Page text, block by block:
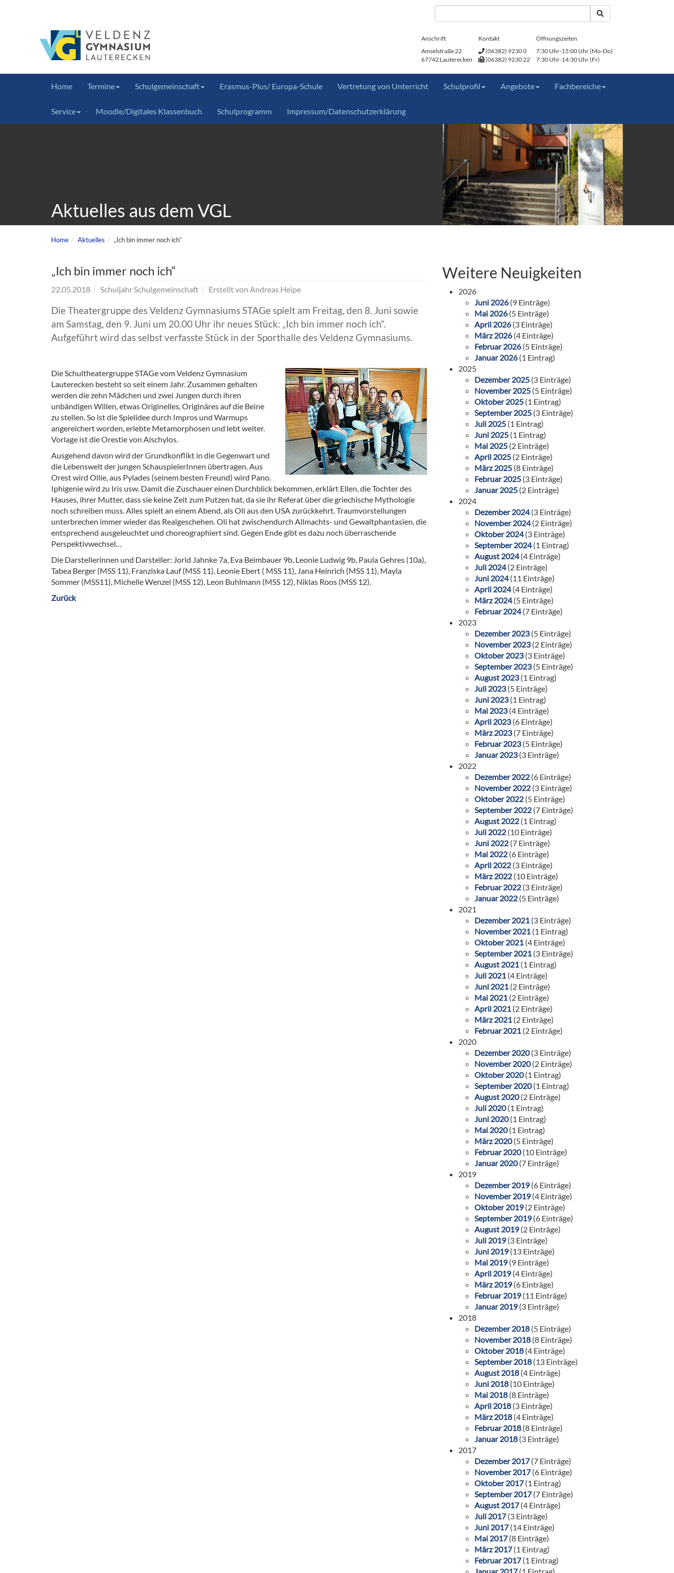
Anschrift
Amselstraße 22
67742 Lauterecken
Kontakt
(06382) 9230 0
(06382) 9230 22
Öffnungszeiten
7:30 Uhr-15:00 Uhr (Mo-Do)
7:30 Uhr-14:30 Uhr (Fr)
Home Termine Schulgemeinschaft Erasmus-Plus/ Europa-Schule Vertretung von Unterricht Schulprofil Angebote Fachbereiche
Service Moodle/Digitales Klassenbuch Schulprogramm Impressum/Datenschutzerklärung
Aktuelles aus dem VGL
Home Aktuelles „Ich bin immer noch ich“
„Ich bin immer noch ich“
22.05.2018 Schuljahr Schulgemeinschaft Erstellt von Andreas Heipe
Die Theatergruppe des Veldenz Gymnasiums STAGe spielt am Freitag, den 8. Juni sowie
am Samstag, den 9. Juni um 20.00 Uhr ihr neues Stück: „Ich bin immer noch ich“.
Aufgeführt wird das selbst verfasste Stück in der Sporthalle des Veldenz Gymnasiums.
Die Schultheatergruppe STAGe vom Veldenz Gymnasium
Lauterecken besteht so seit einem Jahr. Zusammen gehalten
werden die zehn Mädchen und zwei Jungen durch ihren
unbändigen Willen, etwas Originelles, Originäres auf die Beine
zu stellen. So ist die Spielidee durch Impros und Warmups
angereichert worden, erlebte Metamorphosen und lebt weiter.
Vorlage ist die Orestie von Aischylos.
Ausgehend davon wird der Grundkonflikt in die Gegenwart und
die Lebenswelt der jungen SchauspielerInnen übertragen. Aus
Orest wird Ollie, aus Pylades (seinem besten Freund) wird Pano.
Iphigenie wird zu Iris usw. Damit die Zuschauer einen Durchblick bekommen, erklärt Ellen, die Tochter des
Hauses, ihrer Mutter, dass sie keine Zeit zum Putzen hat, da sie ihr Referat über die griechische Mythologie
noch schreiben muss. Alles spielt an einem Abend, als Oli aus den USA zurückkehrt. Traumvorstellungen
unterbrechen immer wieder das Realgeschehen. Oli hat zwischendurch Allmachts- und Gewaltphantasien, die
entsprechend ausgeleuchtet und choreographiert sind. Gegen Ende gibt es dazu noch überraschende
Perspektivwechsel…
Die Darstellerinnen und Darsteller: Jorid Jahnke 7a, Eva Beimbauer 9b, Leonie Ludwig 9b, Paula Gehres (10a),
Tabea Berger (MSS 11), Franziska Lauf (MSS 11), Leonie Ebert ( MSS 11), Jana Heinrich (MSS 11), Mayla
Sommer (MSS11), Michelle Wenzel (MSS 12), Leon Buhlmann (MSS 12), Niklas Roos (MSS 12).
Zurück
Weitere Neuigkeiten
2026
Juni 2026(9 Einträge)
Mai 2026(5 Einträge)
April 2026(3 Einträge)
März 2026(4 Einträge)
Februar 2026(5 Einträge)
Januar 2026(1 Eintrag)
2025
Dezember 2025 (3 Einträge)
November 2025 (5 Einträge)
Oktober 2025 (1 Eintrag)
September 2025 (3 Einträge)
Juli 2025 (1 Eintrag)
Juni 2025 (1 Eintrag)
Mai 2025 (2 Einträge)
April 2025 (2 Einträge)
März 2025 (8 Einträge)
Februar 2025 (3 Einträge)
Januar 2025 (2 Einträge)
2024
Dezember 2024(3 Einträge)
November 2024(2 Einträge)
Oktober 2024(3 Einträge)
September 2024(1 Eintrag)
August 2024(4 Einträge)
Juli 2024(2 Einträge)
Juni 2024(11 Einträge)
April 2024(4 Einträge)
März 2024(5 Einträge)
Februar 2024(7 Einträge)
2023
Dezember 2023(5 Einträge)
November 2023(2 Einträge)
Oktober 2023(3 Einträge)
September 2023(5 Einträge)
August 2023(1 Eintrag)
Juli 2023(5 Einträge)
Juni 2023(1 Eintrag)
Mai 2023(4 Einträge)
April 2023(6 Einträge)
März 2023(7 Einträge)
Februar 2023(5 Einträge)
Januar 2023(3 Einträge)
2022
Dezember 2022 (6 Einträge)
November 2022 (3 Einträge)
Oktober 2022 (5 Einträge)
September 2022 (7 Einträge)
August 2022 (1 Eintrag)
Juli 2022 (10 Einträge)
Juni 2022 (7 Einträge)
Mai 2022 (6 Einträge)
April 2022 (3 Einträge)
März 2022 (10 Einträge)
Februar 2022 (3 Einträge)
Januar 2022 (5 Einträge)
2021
Dezember 2021 (3 Einträge)
November 2021 (1 Eintrag)
Oktober 2021 (4 Einträge)
September 2021 (3 Einträge)
August 2021 (1 Eintrag)
Juli 2021 (4 Einträge)
Juni 2021 (2 Einträge)
Mai 2021 (2 Einträge)
April 2021 (2 Einträge)
März 2021 (2 Einträge)
Februar 2021 (2 Einträge)
2020
Dezember 2020(3 Einträge)
November 2020(2 Einträge)
Oktober 2020(1 Eintrag)
September 2020(1 Eintrag)
August 2020(2 Einträge)
Juli 2020(1 Eintrag)
Juni 2020(1 Eintrag)
Mai 2020(1 Eintrag)
März 2020(5 Einträge)
Februar 2020(10 Einträge)
Januar 2020(7 Einträge)
2019
Dezember 2019(6 Einträge)
November 2019(4 Einträge)
Oktober 2019(2 Einträge)
September 2019(6 Einträge)
August 2019(2 Einträge)
Juli 2019(3 Einträge)
Juni 2019(13 Einträge)
Mai 2019(9 Einträge)
April 2019(4 Einträge)
März 2019(6 Einträge)
Februar 2019(11 Einträge)
Januar 2019(3 Einträge)
2018
Dezember 2018(5 Einträge)
November 2018(8 Einträge)
Oktober 2018(4 Einträge)
September 2018(13 Einträge)
August 2018(4 Einträge)
Juni 2018(10 Einträge)
Mai 2018(8 Einträge)
April 2018(3 Einträge)
März 2018(4 Einträge)
Februar 2018(8 Einträge)
Januar 2018(3 Einträge)
2017
Dezember 2017(7 Einträge)
November 2017(6 Einträge)
Oktober 2017(1 Eintrag)
September 2017(7 Einträge)
August 2017(4 Einträge)
Juli 2017(3 Einträge)
Juni 2017(14 Einträge)
Mai 2017(8 Einträge)
März 2017(1 Eintrag)
Februar 2017(1 Eintrag)